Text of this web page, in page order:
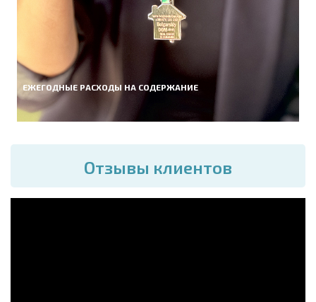
ЕЖЕГОДНЫЕ РАСХОДЫ НА СОДЕРЖАНИЕ
Отзывы клиентов